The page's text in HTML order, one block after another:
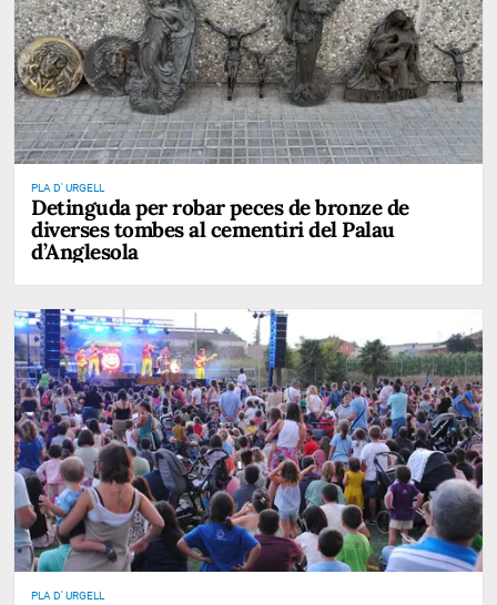
PLA D' URGELL
Detinguda per robar peces de bronze de
diverses tombes al cementiri del Palau
d’Anglesola
PLA D' URGELL